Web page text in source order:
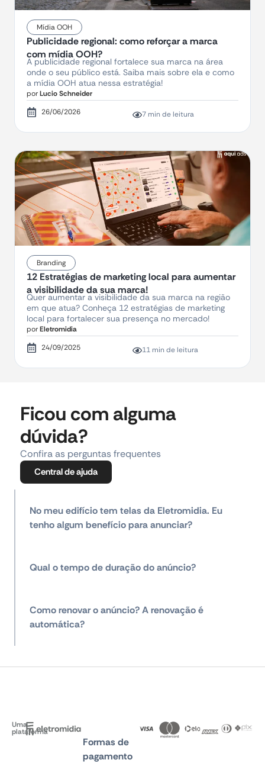
Mídia OOH
Publicidade regional: como reforçar a marca
com mídia OOH?
A publicidade regional fortalece sua marca na área
onde o seu público está. Saiba mais sobre ela e como
a mídia OOH atua nessa estratégia!
porLucio Schneider
26/06/2026
7 min de leitura
Branding
12 Estratégias de marketing local para aumentar
a visibilidade da sua marca!
Quer aumentar a visibilidade da sua marca na região
em que atua? Conheça 12 estratégias de marketing
local para fortalecer sua presença no mercado!
porEletromidia
24/09/2025
11 min de leitura
Ficou com alguma
dúvida?
Confira as perguntas frequentes
Central de ajuda
No meu edifício tem telas da Eletromidia. Eu
tenho algum benefício para anunciar?
Qual o tempo de duração do anúncio?
Como renovar o anúncio? A renovação é
automática?
Uma
plataforma
Formas de
pagamento